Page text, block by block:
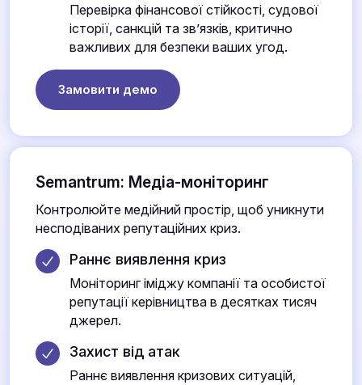
Перевірка фінансової стійкості, судової
історії, санкцій та зв’язків, критично
важливих для безпеки ваших угод.
Замовити демо
Semantrum: Медіа-моніторинг
Контролюйте медійний простір, щоб уникнути
несподіваних репутаційних криз.
Раннє виявлення криз
Моніторинг іміджу компанії та особистої
репутації керівництва в десятках тисяч
джерел.
Захист від атак
Раннє виявлення кризових ситуацій,